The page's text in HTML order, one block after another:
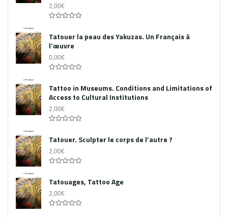
2,00€
out
of
5
Tatouer la peau des Yakuzas. Un Français à
l’œuvre
0,00€
out
of
5
Tattoo in Museums. Conditions and Limitations of
Access to Cultural Institutions
2,00€
out
of
5
Tatouer. Sculpter le corps de l’autre ?
2,00€
out
of
5
Tatouages, Tattoo Age
2,00€